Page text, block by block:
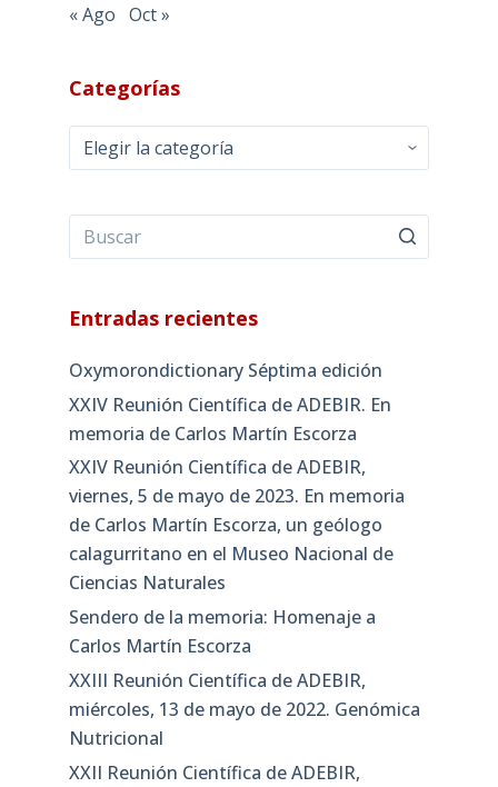
« Ago Oct »
Categorías
Categorías
Entradas recientes
Oxymorondictionary Séptima edición
XXIV Reunión Científica de ADEBIR. En
memoria de Carlos Martín Escorza
XXIV Reunión Científica de ADEBIR,
viernes, 5 de mayo de 2023. En memoria
de Carlos Martín Escorza, un geólogo
calagurritano en el Museo Nacional de
Ciencias Naturales
Sendero de la memoria: Homenaje a
Carlos Martín Escorza
XXIII Reunión Científica de ADEBIR,
miércoles, 13 de mayo de 2022. Genómica
Nutricional
XXII Reunión Científica de ADEBIR,